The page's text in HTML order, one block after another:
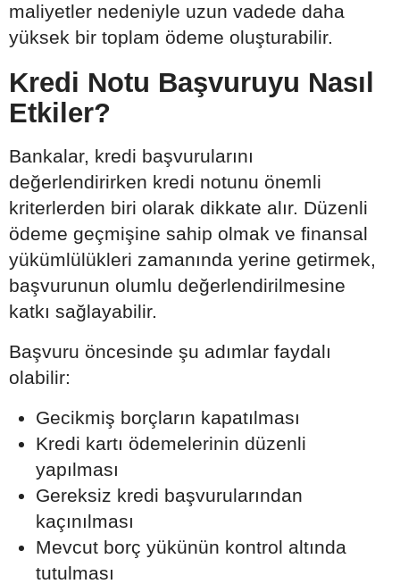
maliyetler nedeniyle uzun vadede daha
yüksek bir toplam ödeme oluşturabilir.
Kredi Notu Başvuruyu Nasıl
Etkiler?
Bankalar, kredi başvurularını
değerlendirirken kredi notunu önemli
kriterlerden biri olarak dikkate alır. Düzenli
ödeme geçmişine sahip olmak ve finansal
yükümlülükleri zamanında yerine getirmek,
başvurunun olumlu değerlendirilmesine
katkı sağlayabilir.
Başvuru öncesinde şu adımlar faydalı
olabilir:
Gecikmiş borçların kapatılması
Kredi kartı ödemelerinin düzenli
yapılması
Gereksiz kredi başvurularından
kaçınılması
Mevcut borç yükünün kontrol altında
tutulması